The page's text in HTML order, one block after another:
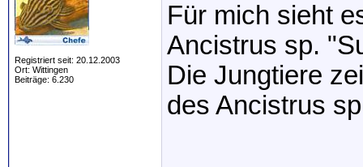
Registriert seit: 20.12.2003
Ort: Wittingen
Beiträge: 6.230
Für mich sieht
Ancistrus sp.
Die Jungtiere
des Ancistrus